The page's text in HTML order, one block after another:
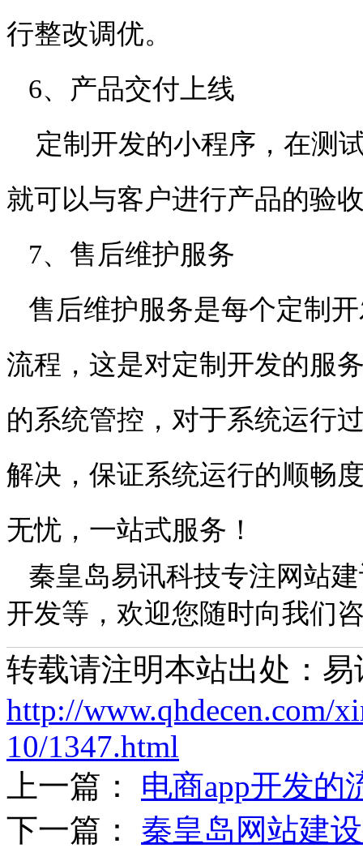
行整改调优。
6、产品交付上线
定制开发的小程序，在测
就可以与客户进行产品的验
7、售后维护服务
售后维护服务是每个定制
流程，这是对定制开发的服
的系统管控，对于系统运行
解决，保证系统运行的顺畅
无忧，一站式服务！
秦皇岛易讯科技专注网站
开发等，欢迎您随时向我们
转载请注明本站出处：易
http://www.qhdecen.com/
10/1347.html
上一篇： 电商app开发的
下一篇： 秦皇岛网站建